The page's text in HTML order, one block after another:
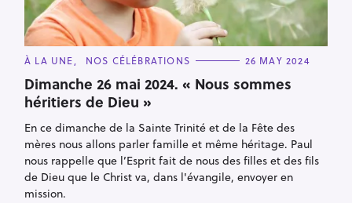
C
T
E
G
O
R
I
E
S
À LA UNE NOS CÉLÉBRATIONS 26 MAY 2024
Dimanche 26 mai 2024. « Nous sommes
héritiers de Dieu »
En ce dimanche de la Sainte Trinité et de la Fête des
mères nous allons parler famille et même héritage. Paul
nous rappelle que l’Esprit fait de nous des filles et des fils
de Dieu que le Christ va, dans l'évangile, envoyer en
mission.